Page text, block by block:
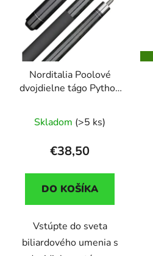
Norditalia Poolové
dvojdielne tágo Python
Skladom (>5 ks)
€38,50
DO KOŠÍKA
Vstúpte do sveta
biliardového umenia s